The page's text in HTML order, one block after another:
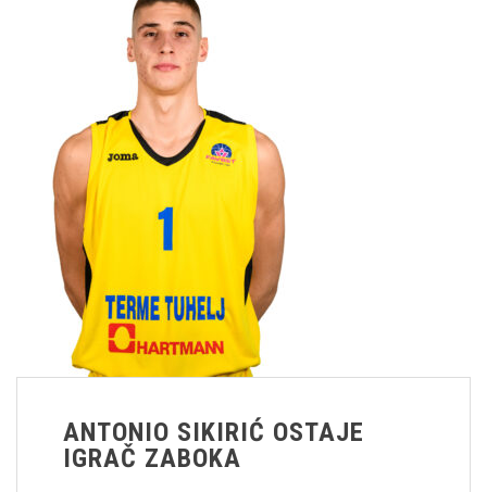
ANTONIO SIKIRIĆ OSTAJE
IGRAČ ZABOKA